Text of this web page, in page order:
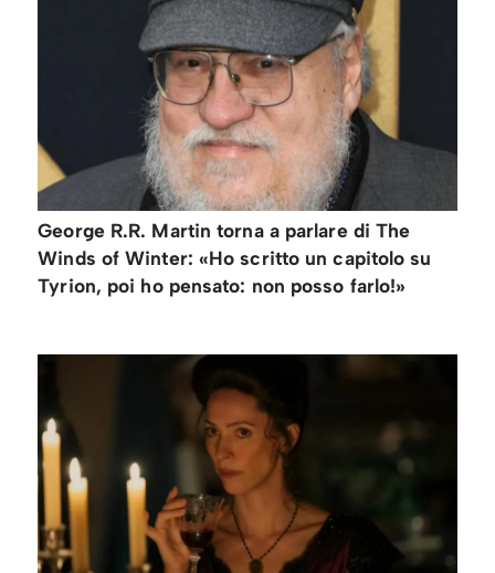
George R.R. Martin torna a parlare di The
Winds of Winter: «Ho scritto un capitolo su
Tyrion, poi ho pensato: non posso farlo!»